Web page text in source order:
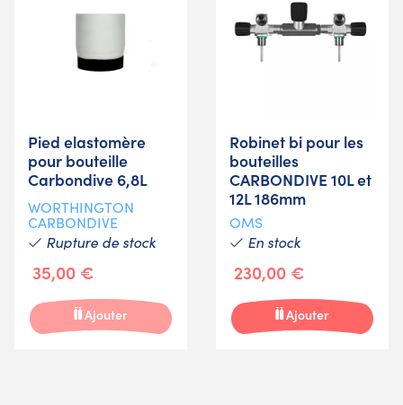
Pied elastomère
pour bouteille
Carbondive 6,8L
WORTHINGTON
CARBONDIVE
Rupture de stock
35,00 €
Ajouter
Robinet bi pour les
bouteilles
CARBONDIVE 10L et
12L 186mm
OMS
En stock
230,00 €
Ajouter